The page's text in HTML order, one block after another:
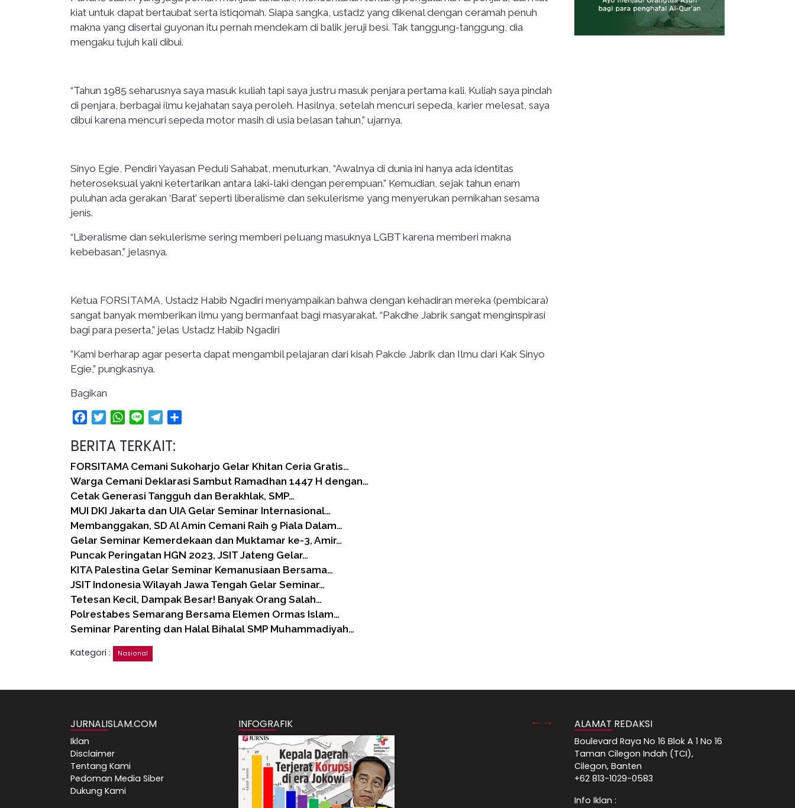
kiat untuk dapat bertaubat serta istiqomah. Siapa sangka, ustadz yang dikenal dengan ceramah penuh
makna yang disertai guyonan itu pernah mendekam di balik jeruji besi. Tak tanggung-tanggung, dia
mengaku tujuh kali dibui.
“Tahun 1985 seharusnya saya masuk kuliah tapi saya justru masuk penjara pertama kali. Kuliah saya pindah
di penjara, berbagai ilmu kejahatan saya peroleh. Hasilnya, setelah mencuri sepeda, karier melesat, saya
dibui karena mencuri sepeda motor masih di usia belasan tahun,” ujarnya.
Sinyo Egie, Pendiri Yayasan Peduli Sahabat, menuturkan, “Awalnya di dunia ini hanya ada identitas
heteroseksual yakni ketertarikan antara laki-laki dengan perempuan.” Kemudian, sejak tahun enam
puluhan ada gerakan ‘Barat’ seperti liberalisme dan sekulerisme yang menyerukan pernikahan sesama
jenis.
“Liberalisme dan sekulerisme sering memberi peluang masuknya LGBT karena memberi makna
kebebasan,” jelasnya.
Ketua FORSITAMA, Ustadz Habib Ngadiri menyampaikan bahwa dengan kehadiran mereka (pembicara)
sangat banyak memberikan ilmu yang bermanfaat bagi masyarakat. “Pakdhe Jabrik sangat menginspirasi
bagi para peserta,” jelas Ustadz Habib Ngadiri
”Kami berharap agar peserta dapat mengambil pelajaran dari kisah Pakde Jabrik dan Ilmu dari Kak Sinyo
Egie,” pungkasnya.
Bagikan
FacebookTwitterWhatsApp
Line Telegram
BERITA TERKAIT:
FORSITAMA Cemani Sukoharjo Gelar Khitan Ceria Gratis…
Warga Cemani Deklarasi Sambut Ramadhan 1447 H dengan…
Cetak Generasi Tangguh dan Berakhlak, SMP…
MUI DKI Jakarta dan UIA Gelar Seminar Internasional…
Membanggakan, SD Al Amin Cemani Raih 9 Piala Dalam…
Gelar Seminar Kemerdekaan dan Muktamar ke-3, Amir…
Puncak Peringatan HGN 2023, JSIT Jateng Gelar…
KITA Palestina Gelar Seminar Kemanusiaan Bersama…
JSIT Indonesia Wilayah Jawa Tengah Gelar Seminar…
Tetesan Kecil, Dampak Besar! Banyak Orang Salah…
Polrestabes Semarang Bersama Elemen Ormas Islam…
Seminar Parenting dan Halal Bihalal SMP Muhammadiyah…
Kategori :
Nasional
JURNALISLAM.COM
Iklan
Disclaimer
Tentang Kami
Pedoman Media Siber
Dukung Kami
INFOGRAFIK ALAMAT REDAKSI
Boulevard Raya No 16 Blok A 1 No 16
Taman Cilegon Indah (TCI),
Cilegon, Banten
+62 813-1029-0583
Info Iklan :